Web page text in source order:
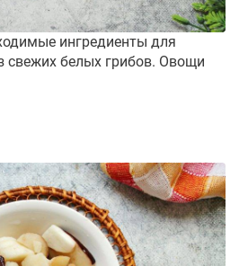
ингредиенты для
свежих белых грибов. Овощи